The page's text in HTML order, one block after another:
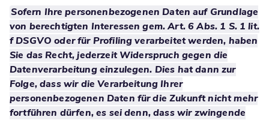
Sofern Ihre personenbezogenen Daten auf Grundlage
von berechtigten Interessen gem. Art. 6 Abs. 1 S. 1 lit.
f DSGVO oder für Profiling verarbeitet werden, haben
Sie das Recht, jederzeit Widerspruch gegen die
Datenverarbeitung einzulegen. Dies hat dann zur
Folge, dass wir die Verarbeitung Ihrer
personenbezogenen Daten für die Zukunft nicht mehr
fortführen dürfen, es sei denn, dass wir zwingende